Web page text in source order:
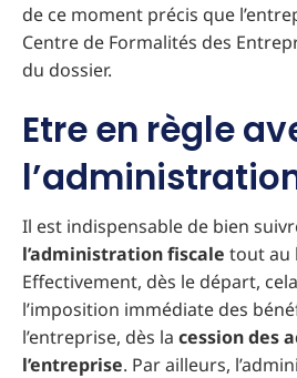
de ce moment précis que
Centre de Formalités des
du dossier.
Etre en règle
Il est indispensable de bien
l’administration fiscale tout au
Effectivement, dès le départ,
l’imposition immédiate des
l’entreprise, dès la cession des
l’entreprise. Par ailleurs,